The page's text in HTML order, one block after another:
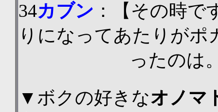
34カブン ：【その時
りになってあたりがポ
ったのは
▼ ボクの好きなオノマ